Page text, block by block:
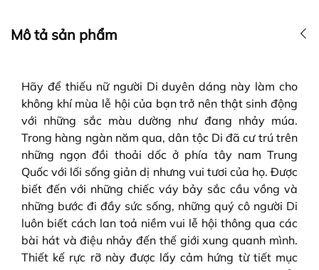
Mô tả sản phẩm
Hãy để thiếu nữ người Di duyên dáng này làm cho
không khí mùa lễ hội của bạn trở nên thật sinh động
với những sắc màu dường như đang nhảy múa.
Trong hàng ngàn năm qua, dân tộc Di đã cư trú trên
những ngọn đồi thoải dốc ở phía tây nam Trung
Quốc với lối sống giản dị nhưng vui tươi của họ. Được
biết đến với những chiếc váy bảy sắc cầu vồng và
những bước đi đầy sức sống, những quý cô người Di
luôn biết cách lan toả niềm vui lễ hội thông qua các
bài hát và điệu nhảy đến thế giới xung quanh mình.
Thiết kế rực rỡ này được lấy cảm hứng từ tiết mục